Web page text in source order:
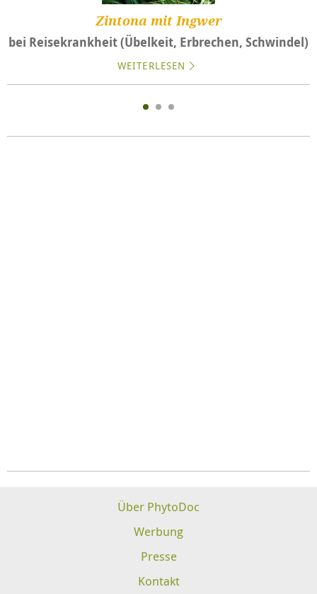
Zintona mit Ingwer
bei Reisekrankheit (Übelkeit, Erbrechen, Schwindel)
WEITERLESEN
Über PhytoDoc
Werbung
Presse
Kontakt